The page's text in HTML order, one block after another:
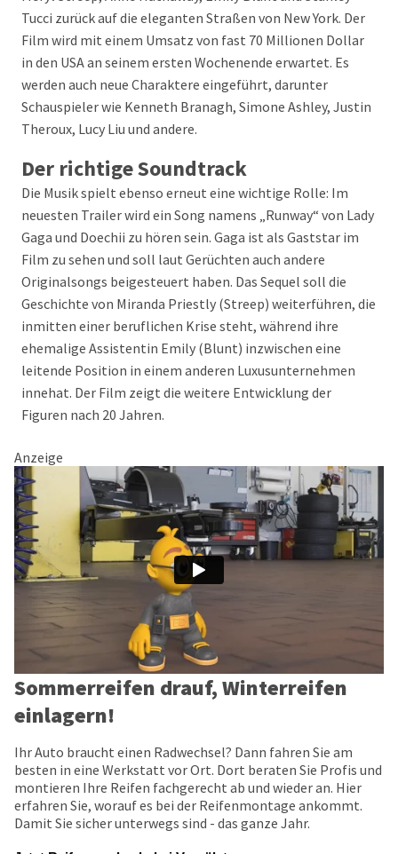
Tucci zurück auf die eleganten Straßen von New York. Der
Film wird mit einem Umsatz von fast 70 Millionen Dollar
in den USA an seinem ersten Wochenende erwartet. Es
werden auch neue Charaktere eingeführt, darunter
Schauspieler wie Kenneth Branagh, Simone Ashley, Justin
Theroux, Lucy Liu und andere.
Der richtige Soundtrack
Die Musik spielt ebenso erneut eine wichtige Rolle: Im
neuesten Trailer wird ein Song namens „Runway“ von Lady
Gaga und Doechii zu hören sein. Gaga ist als Gaststar im
Film zu sehen und soll laut Gerüchten auch andere
Originalsongs beigesteuert haben. Das Sequel soll die
Geschichte von Miranda Priestly (Streep) weiterführen, die
inmitten einer beruflichen Krise steht, während ihre
ehemalige Assistentin Emily (Blunt) inzwischen eine
leitende Position in einem anderen Luxusunternehmen
innehat. Der Film zeigt die weitere Entwicklung der
Figuren nach 20 Jahren.
Anzeige
Sommerreifen drauf, Winterreifen
einlagern!
Ihr Auto braucht einen Radwechsel? Dann fahren Sie am
besten in eine Werkstatt vor Ort. Dort beraten Sie Profis und
montieren Ihre Reifen fachgerecht ab und wieder an. Hier
erfahren Sie, worauf es bei der Reifenmontage ankommt.
Damit Sie sicher unterwegs sind - das ganze Jahr.